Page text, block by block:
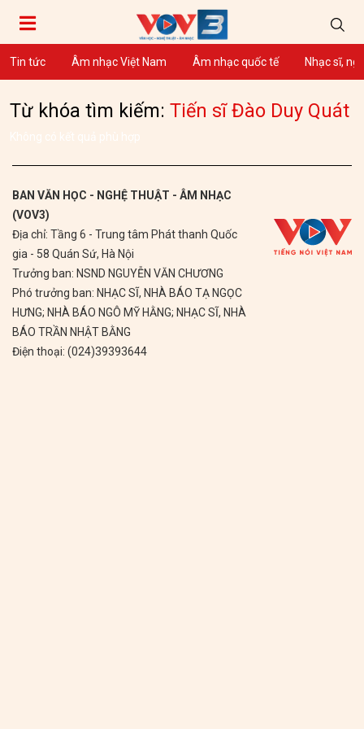
Tin tức Âm nhạc Việt Nam Âm nhạc quốc tế Nhạc sĩ,
Từ khóa tìm kiếm: Tiến sĩ Đào Duy Quát
Không có kết quả phù hợp
BAN VĂN HỌC - NGHỆ THUẬT - ÂM NHẠC
(VOV3)
Địa chỉ: Tầng 6 - Trung tâm Phát thanh Quốc
gia - 58 Quán Sứ, Hà Nội
Trưởng ban: NSND NGUYỄN VĂN CHƯƠNG
Phó trưởng ban: NHẠC SĨ, NHÀ BÁO TẠ NGỌC
HƯNG; NHÀ BÁO NGÔ MỸ HẰNG; NHẠC SĨ, NHÀ
BÁO TRẦN NHẬT BẰNG
Điện thoại: (024)39393644